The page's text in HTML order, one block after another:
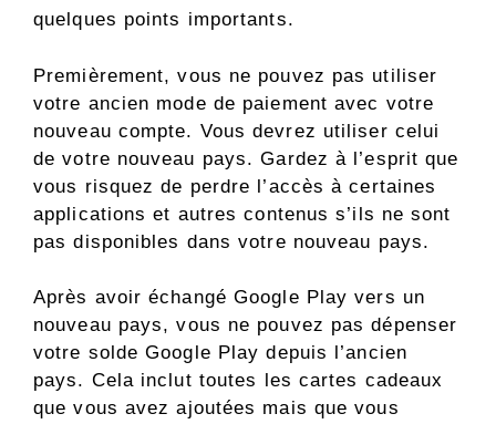
quelques points importants.
Premièrement, vous ne pouvez pas utiliser
votre ancien mode de paiement avec votre
nouveau compte. Vous devrez utiliser celui
de votre nouveau pays. Gardez à l’esprit que
vous risquez de perdre l’accès à certaines
applications et autres contenus s’ils ne sont
pas disponibles dans votre nouveau pays.
Après avoir échangé Google Play vers un
nouveau pays, vous ne pouvez pas dépenser
votre solde Google Play depuis l’ancien
pays. Cela inclut toutes les cartes cadeaux
que vous avez ajoutées mais que vous